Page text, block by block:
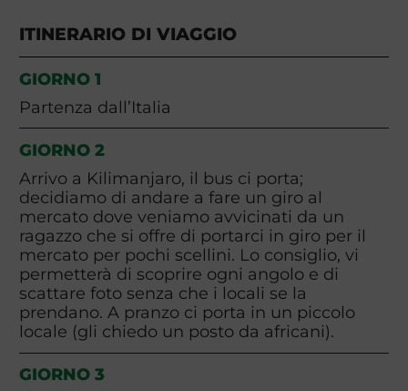
ITINERARIO DI VIAGGIO
GIORNO 1
Partenza dall’Italia
GIORNO 2
Arrivo a Kilimanjaro, il bus ci porta;
decidiamo di andare a fare un giro al
mercato dove veniamo avvicinati da un
ragazzo che si offre di portarci in giro per il
mercato per pochi scellini. Lo consiglio, vi
permetterà di scoprire ogni angolo e di
scattare foto senza che i locali se la
prendano. A pranzo ci porta in un piccolo
locale (gli chiedo un posto da africani).
GIORNO 3